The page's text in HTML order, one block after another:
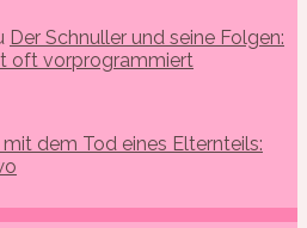
Der Schnuller und seine Folgen:
oft vorprogrammiert
dem Tod eines Elternteils: